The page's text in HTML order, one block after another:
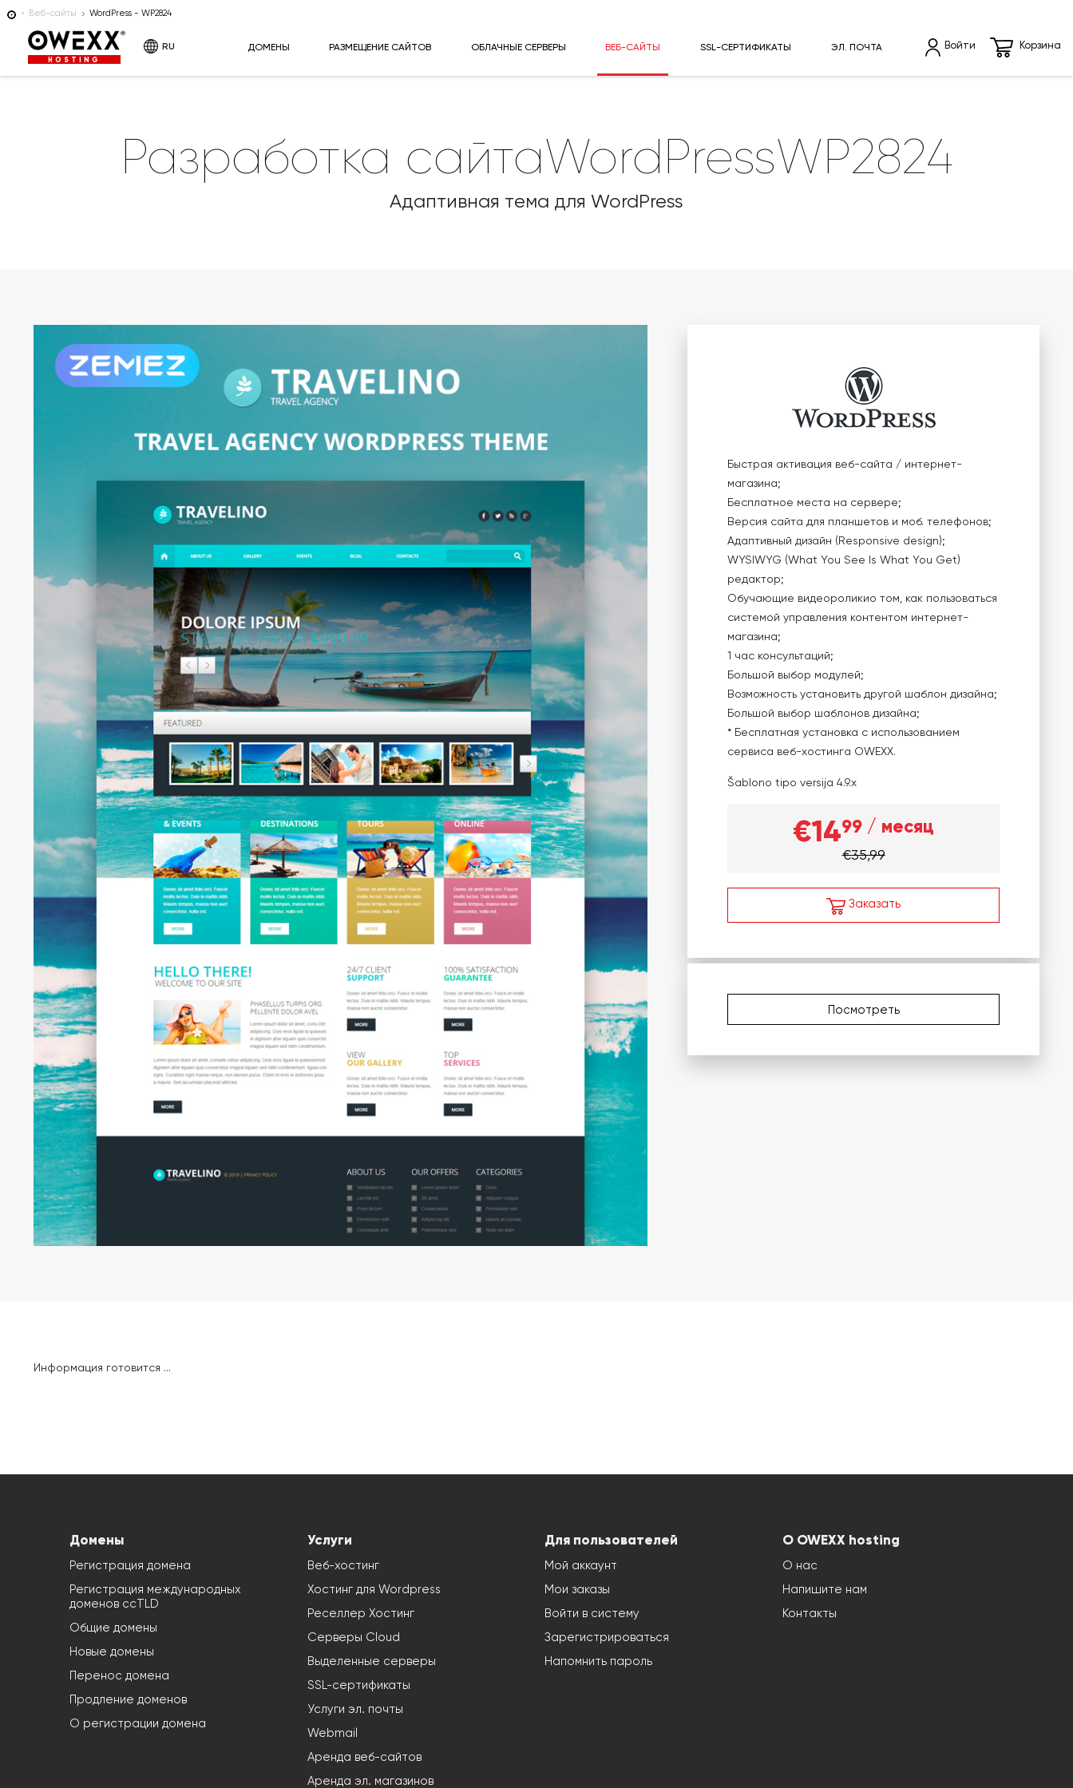
Веб-сайты WordPress - WP2824
HOSTING
RU ДОМЕНЫ РАЗМЕЩЕНИЕ САЙТОВ ОБЛАЧНЫЕ СЕРВЕРЫ ВЕБ-САЙТЫ SSL-СЕРТИФИКАТЫ ЭЛ. ПОЧТА Войти Корзина
Разработка сайтаWordPressWP2824
Адаптивная тема для WordPress
Быстрая активация веб-сайта / интернет-
магазина;
Бесплатное места на сервере;
Версия сайта для планшетов и моб. телефонов;
Адаптивный дизайн (Responsive design);
WYSIWYG (What You See Is What You Get)
редактор;
Обучающие видеороликио том, как пользоваться
системой управления контентом интернет-
магазина;
1 час консультаций;
Большой выбор модулей;
Возможность установить другой шаблон дизайна;
Большой выбор шаблонов дизайна;
* Бесплатная установка с использованием
сервиса веб-хостинга OWEXX.
Šablono tipo versija 4.9.x
€1499 / месяц
€35,99
Заказать
Посмотреть
Информация готовится ...
Домены
Регистрация домена
Регистрация международных
доменов ccTLD
Общие домены
Новые домены
Перенос домена
Продление доменов
О регистрации домена
Услуги
Веб-хостинг
Хостинг для Wordpress
Реселлер Хостинг
Серверы Cloud
Выделенные серверы
SSL-сертификаты
Услуги эл. почты
Webmail
Аренда веб-сайтов
Аренда эл. магазинов
Для пользователей
Мой аккаунт
Мои заказы
Войти в систему
Зарегистрироваться
Напомнить пароль
О OWEXX hosting
О нас
Напишите нам
Контакты